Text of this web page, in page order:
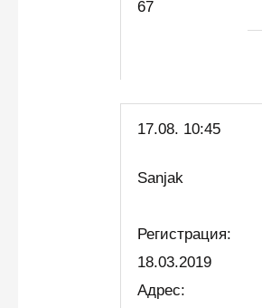
67
17.08. 10:45
Sanjak
Регистрация:
18.03.2019
Адрес: